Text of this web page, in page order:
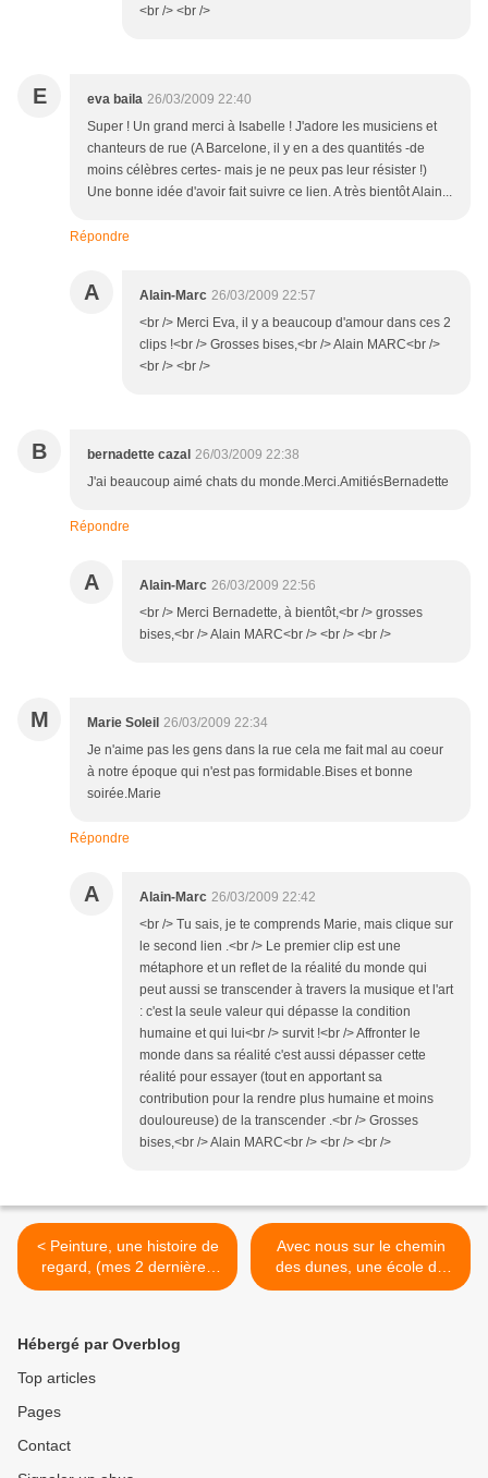
<br /> <br />
E eva baila 26/03/2009 22:40
Super ! Un grand merci à Isabelle ! J'adore les musiciens et
chanteurs de rue (A Barcelone, il y en a des quantités -de
moins célèbres certes- mais je ne peux pas leur résister !)
Une bonne idée d'avoir fait suivre ce lien. A très bientôt Alain...
Répondre
A Alain-Marc 26/03/2009 22:57
<br /> Merci Eva, il y a beaucoup d'amour dans ces 2
clips !<br /> Grosses bises,<br /> Alain MARC<br />
<br /> <br />
B bernadette cazal 26/03/2009 22:38
J'ai beaucoup aimé chats du monde.Merci.AmitiésBernadette
Répondre
A Alain-Marc 26/03/2009 22:56
<br /> Merci Bernadette, à bientôt,<br /> grosses
bises,<br /> Alain MARC<br /> <br /> <br />
M Marie Soleil 26/03/2009 22:34
Je n'aime pas les gens dans la rue cela me fait mal au coeur
à notre époque qui n'est pas formidable.Bises et bonne
soirée.Marie
Répondre
A Alain-Marc 26/03/2009 22:42
<br /> Tu sais, je te comprends Marie, mais clique sur
le second lien .<br /> Le premier clip est une
métaphore et un reflet de la réalité du monde qui
peut aussi se transcender à travers la musique et l'art
: c'est la seule valeur qui dépasse la condition
humaine et qui lui<br /> survit !<br /> Affronter le
monde dans sa réalité c'est aussi dépasser cette
réalité pour essayer (tout en apportant sa
contribution pour la rendre plus humaine et moins
douloureuse) de la transcender .<br /> Grosses
bises,<br /> Alain MARC<br /> <br /> <br />
< Peinture, une histoire de
regard, (mes 2 dernières
toiles) .
Avec nous sur le chemin
des dunes, une école de
Vendée . >
Hébergé par Overblog
Top articles
Pages
Contact